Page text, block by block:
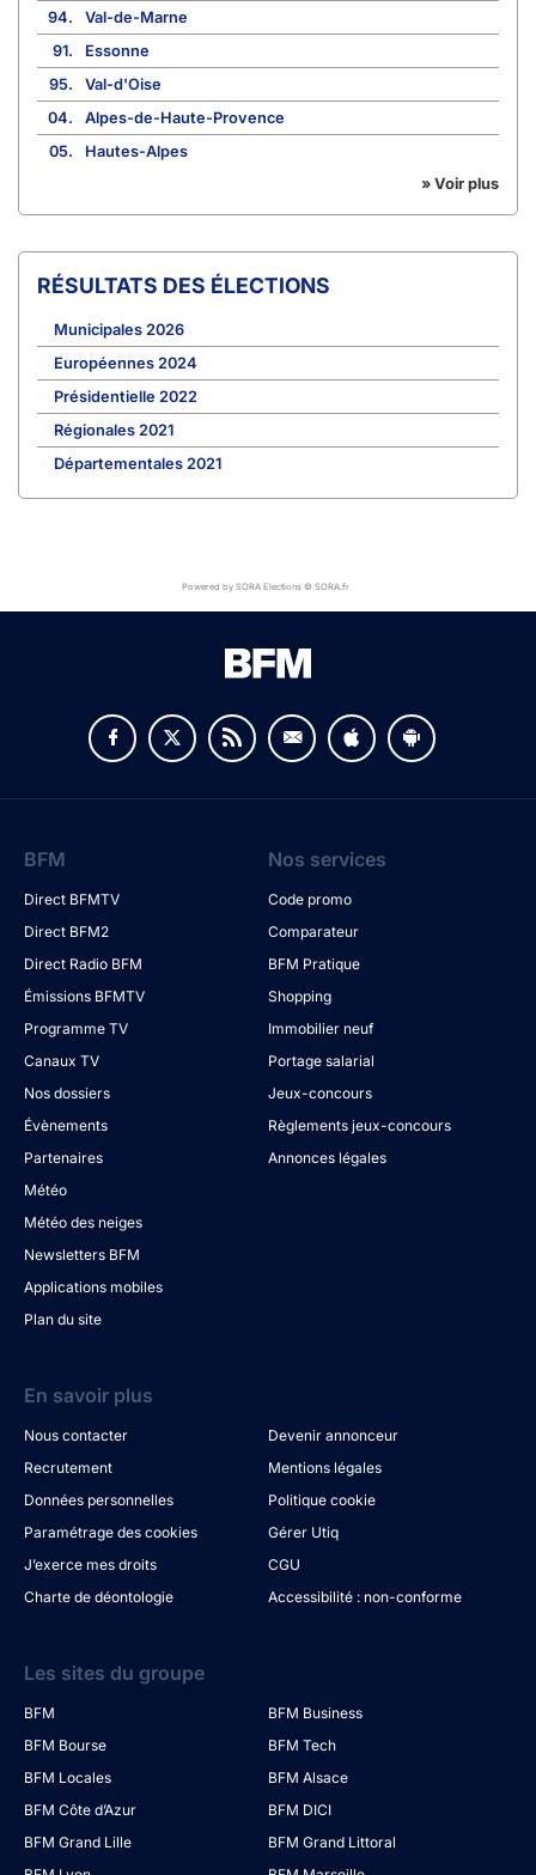
94.
Val-de-Marne
91.
Essonne
95.
Val-d'Oise
04.
Alpes-de-Haute-Provence
05.
Hautes-Alpes
» Voir plus
RÉSULTATS DES ÉLECTIONS
Municipales 2026
Européennes 2024
Présidentielle 2022
Régionales 2021
Départementales 2021
Powered by SORA Elections © SORA.fr
BFM
Direct BFMTV
Direct BFM2
Direct Radio BFM
Émissions BFMTV
Programme TV
Canaux TV
Nos dossiers
Évènements
Partenaires
Météo
Météo des neiges
Newsletters BFM
Applications mobiles
Plan du site
Nos services
Code promo
Comparateur
BFM Pratique
Shopping
Immobilier neuf
Portage salarial
Jeux-concours
Règlements jeux-concours
Annonces légales
En savoir plus
Nous contacter
Devenir annonceur
Recrutement
Mentions légales
Données personnelles
Politique cookie
Paramétrage des cookies
Gérer Utiq
J’exerce mes droits
CGU
Charte de déontologie
Accessibilité : non-conforme
Les sites du groupe
BFM
BFM Business
BFM Bourse
BFM Tech
BFM Locales
BFM Alsace
BFM Côte d’Azur
BFM DICI
BFM Grand Lille
BFM Grand Littoral